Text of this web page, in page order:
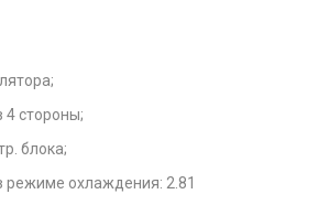
4 стороны;
блока;
режиме охлаждения: 2.81